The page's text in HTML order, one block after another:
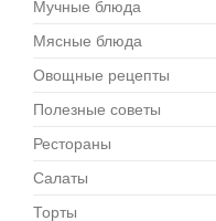
Мучные блюда
Мясные блюда
Овощные рецепты
Полезные советы
Рестораны
Салаты
Торты